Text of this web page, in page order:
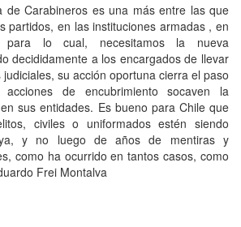
de Carabineros es una más entre las que
partidos, en las instituciones armadas , en
para lo cual, necesitamos la nueva
decididamente a los encargados de llevar
su acción oportuna cierra el paso
de encubrimiento socaven la
sus entidades. Es bueno para Chile que
civiles o uniformados estén siendo
y no luego de años de mentiras y
como ha ocurrido en tantos casos, como
Frei Montalva